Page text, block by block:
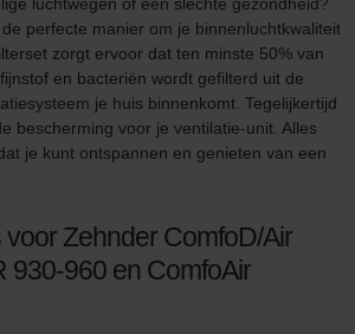
perfecte manier om je binnenluchtkwaliteit
zorgt ervoor dat ten minste 50% van
en bacteriën wordt gefilterd uit de
je huis binnenkomt. Tegelijkertijd
bescherming voor je ventilatie-unit. Alles
je kunt ontspannen en genieten van een
voor Zehnder ComfoD/Air
930-960 en ComfoAir